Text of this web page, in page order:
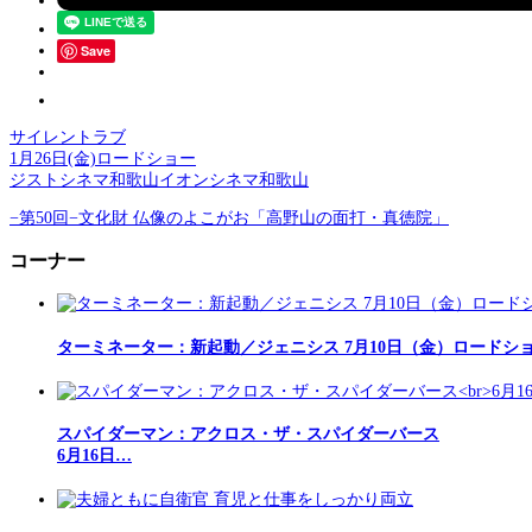
Save
サイレントラブ
1月26日(金)ロードショー
ジストシネマ和歌山イオンシネマ和歌山
−第50回−文化財 仏像のよこがお「高野山の面打・真徳院」
コーナー
ターミネーター：新起動／ジェニシス 7月10日（金）ロードシ
スパイダーマン：アクロス・ザ・スパイダーバース
6月16日…